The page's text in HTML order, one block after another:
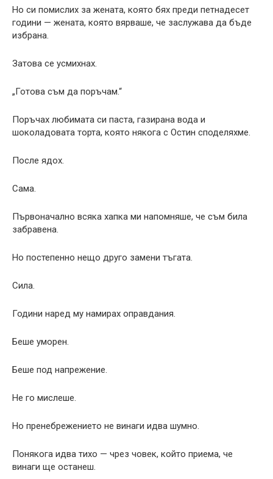
Но си помислих за жената, която бях преди петнадесет
години — жената, която вярваше, че заслужава да бъде
избрана.
Затова се усмихнах.
„Готова съм да поръчам.“
Поръчах любимата си паста, газирана вода и
шоколадовата торта, която някога с Остин споделяхме.
После ядох.
Сама.
Първоначално всяка хапка ми напомняше, че съм била
забравена.
Но постепенно нещо друго замени тъгата.
Сила.
Години наред му намирах оправдания.
Беше уморен.
Беше под напрежение.
Не го мислеше.
Но пренебрежението не винаги идва шумно.
Понякога идва тихо — чрез човек, който приема, че
винаги ще останеш.